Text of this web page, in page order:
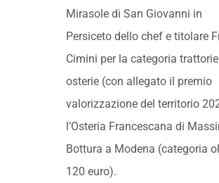
Mirasole di San Giovanni in
Persiceto dello chef e titolare
Cimini per la categoria trattorie
osterie (con allegato il premio
valorizzazione del territorio
l’Osteria Francescana di
Bottura a Modena (categoria
120 euro).